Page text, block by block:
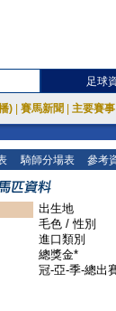
足球
) 賽馬新聞 主要賽事
騎師分場表 參考
出生地
毛色 / 性別
進口類別
總獎金*
冠-亞-季-總出